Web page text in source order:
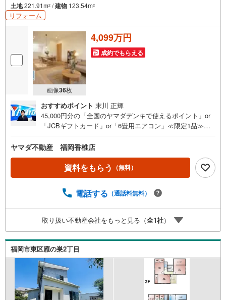
土地221.91m2 /建物 123.54m2
リフォーム
画像36枚
4,099万円
成約でもらえる
おすすめポイント 末川 正輝
45,000円分の「全国のヤマダデンキで使えるポイント」or
「JCBギフトカード」or「6畳用エアコン」≪限定1品≫プ
談で来店後、Google口コミ投稿で2000円分のQUOカードプ
レゼント！※一世帯2回まで土日祝日もご案内可能です＾＾
既に他社で見積もりが出ている方！入居までの費用を抑え
たい方！ぜひ、一度「ヤマダ不動産」へご相談にお越しく
家具の配置がしやすい縦型リビング和室有各居室収納完備
イント】■子育てに優しい落ち着いた住環境■2方向道路に
面し、開放感と通気性に須優れた住環境採光・通風も確保
風良好■リビングとつながるウッドデッキあり！ペットやお
子様の遊び場、BBQなどに＾＾■納戸・リビング収納・廊
下収納付き■駐車スペース並列2台あり新宮小学校:徒歩約14
分新宮中学校:徒歩約18分
ヤマダ不動産 福岡香椎店
資料をもらう （無料）
電話する （通話料無料）
取り扱い不動産会社をもっと見る（全1社）
福岡市東区雁の巣2丁目